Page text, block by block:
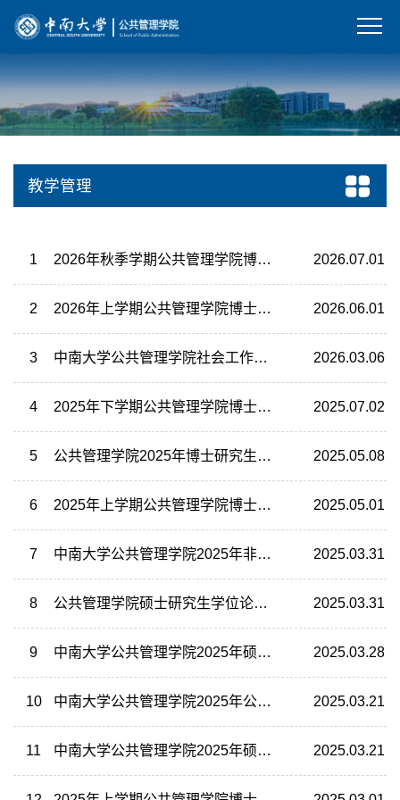
教学管理
1 2026年秋季学期公共管理学院博士资格考试安排 2026.07.01
2 2026年上学期公共管理学院博士生开题和中期考核安排 2026.06.01
3 中南大学公共管理学院社会工作专业实践工作基本要求及考核工作细则2026版 2026.03.06
4 2025年下学期公共管理学院博士资格考试安排 2025.07.02
5 公共管理学院2025年博士研究生考核及录取工作方案 2025.05.08
6 2025年上学期公共管理学院博士生开题和中期考核安排 2025.05.01
7 中南大学公共管理学院2025年非全日制硕士（MPA）研究生招生复试成绩及拟录取结果公示 2025.03.31
8 公共管理学院硕士研究生学位论文或实践成果评审细则 2025.03.31
9 中南大学公共管理学院2025年硕士研究生（不含MPA）招生复试成绩及拟录取结果公示 2025.03.28
10 中南大学公共管理学院2025年公共管理硕士（MPA)研究生复试录取工作方案 2025.03.21
11 中南大学公共管理学院2025年硕士研究生（不含MPA）复试录取工作方案 2025.03.21